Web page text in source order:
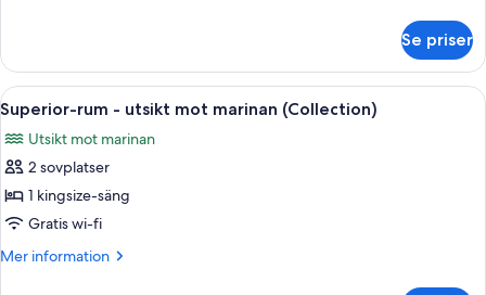
(Collection)
rum
viss
havsutsikt
(Collection)
Se priser
Öppna
alla
foton
för
Superior-
rum
-
Ett modernt hotellrum med en stor
4
Superior-rum - utsikt mot marinan (Collection)
Utsikt mot marinan
2 sovplatser
1 kingsize-säng
Gratis wi-fi
Mer information
Mer